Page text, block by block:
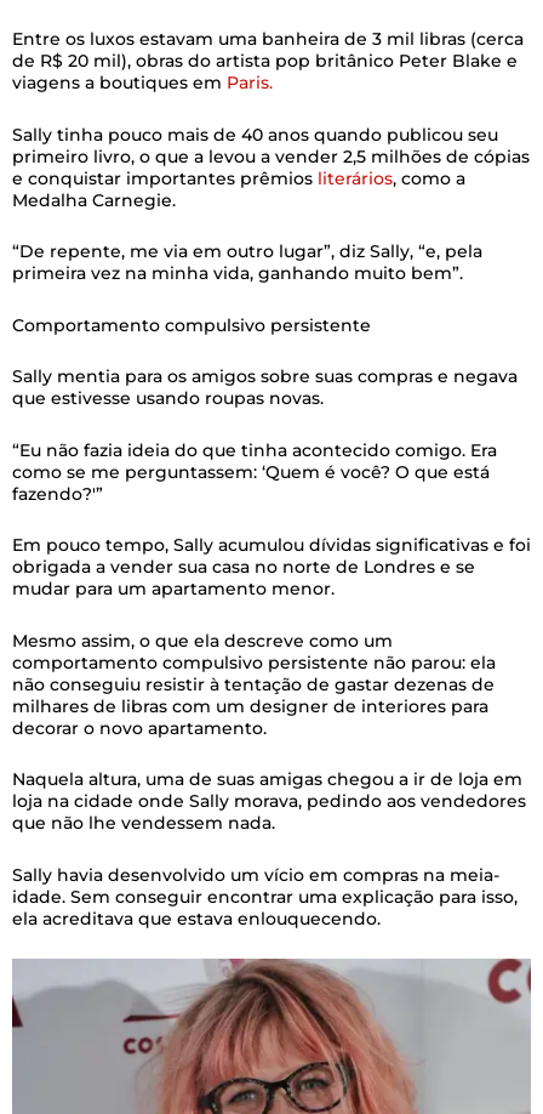
Entre os luxos estavam uma banheira de 3 mil libras (cerca
de R$ 20 mil), obras do artista pop britânico Peter Blake e
viagens a boutiques em Paris.
Sally tinha pouco mais de 40 anos quando publicou seu
primeiro livro, o que a levou a vender 2,5 milhões de cópias
e conquistar importantes prêmios literários, como a
Medalha Carnegie.
“De repente, me via em outro lugar”, diz Sally, “e, pela
primeira vez na minha vida, ganhando muito bem”.
Comportamento compulsivo persistente
Sally mentia para os amigos sobre suas compras e negava
que estivesse usando roupas novas.
“Eu não fazia ideia do que tinha acontecido comigo. Era
como se me perguntassem: ‘Quem é você? O que está
fazendo?'”
Em pouco tempo, Sally acumulou dívidas significativas e foi
obrigada a vender sua casa no norte de Londres e se
mudar para um apartamento menor.
Mesmo assim, o que ela descreve como um
comportamento compulsivo persistente não parou: ela
não conseguiu resistir à tentação de gastar dezenas de
milhares de libras com um designer de interiores para
decorar o novo apartamento.
Naquela altura, uma de suas amigas chegou a ir de loja em
loja na cidade onde Sally morava, pedindo aos vendedores
que não lhe vendessem nada.
Sally havia desenvolvido um vício em compras na meia-
idade. Sem conseguir encontrar uma explicação para isso,
ela acreditava que estava enlouquecendo.